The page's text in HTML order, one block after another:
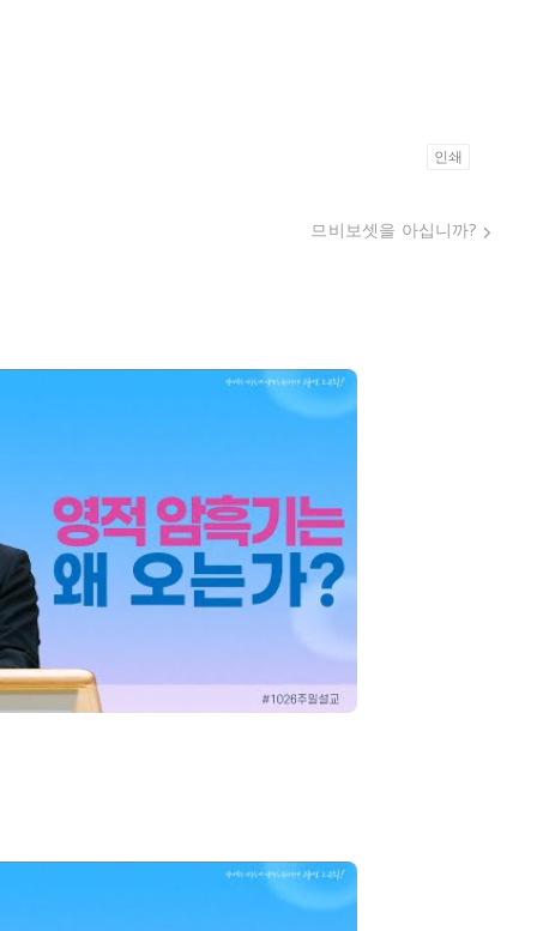
인쇄
므비보셋을 아십니까?